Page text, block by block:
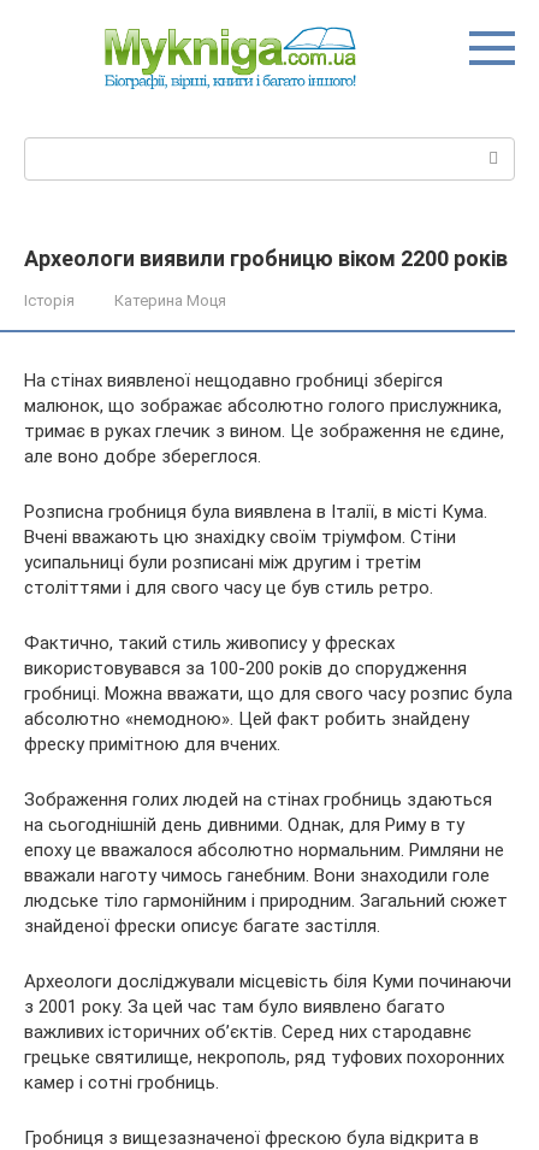
Археологи виявили гробницю віком 2200 років
Історія Катерина Моця
На стінах виявленої нещодавно гробниці зберігся
малюнок, що зображає абсолютно голого прислужника,
тримає в руках глечик з вином. Це зображення не єдине,
але воно добре збереглося.
Розписна гробниця була виявлена в Італії, в місті Кума.
Вчені вважають цю знахідку своїм тріумфом. Стіни
усипальниці були розписані між другим і третім
століттями і для свого часу це був стиль ретро.
Фактично, такий стиль живопису у фресках
використовувався за 100-200 років до спорудження
гробниці. Можна вважати, що для свого часу розпис була
абсолютно «немодною». Цей факт робить знайдену
фреску примітною для вчених.
Зображення голих людей на стінах гробниць здаються
на сьогоднішній день дивними. Однак, для Риму в ту
епоху це вважалося абсолютно нормальним. Римляни не
вважали наготу чимось ганебним. Вони знаходили голе
людське тіло гармонійним і природним. Загальний сюжет
знайденої фрески описує багате застілля.
Археологи досліджували місцевість біля Куми починаючи
з 2001 року. За цей час там було виявлено багато
важливих історичних об’єктів. Серед них стародавнє
грецьке святилище, некрополь, ряд туфових похоронних
камер і сотні гробниць.
Гробниця з вищезазначеної фрескою була відкрита в